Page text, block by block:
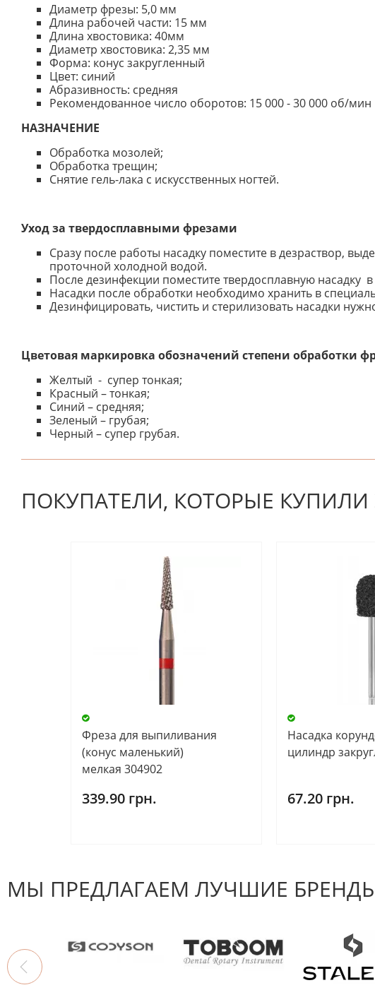
Диаметр фрезы: 5,0 мм
Длина рабочей части: 15 мм
Длина хвостовика: 40мм
Диаметр хвостовика: 2,35 мм
Форма: конус закругленный
Цвет: синий
Абразивность: средняя
Рекомендованное число оборотов: 15 000 - 30 000 об/мин
НАЗНАЧЕНИЕ
Обработка мозолей;
Обработка трещин;
Снятие гель-лака с искусственных ногтей.
Уход за твердосплавными фрезами
Сразу после работы насадку поместите в дезраствор,
проточной холодной водой.
После дезинфекции поместите твердосплавную насадку
Насадки после обработки необходимо хранить в
Дезинфицировать, чистить и стерилизовать насадки
Цветовая маркировка обозначений степени обработки
Желтый - супер тонкая;
Красный – тонкая;
Синий – средняя;
Зеленый – грубая;
Черный – супер грубая.
К настоящему времени нет отзывов. Вы можете стать первым!
ПОКУПАТЕЛИ, КОТОРЫЕ
Фреза для выпиливания
(конус маленький)
мелкая 304902
339.90 грн.
Насадка
цилиндр
67.20 грн.
МЫ ПРЕДЛАГАЕМ ЛУЧШИЕ